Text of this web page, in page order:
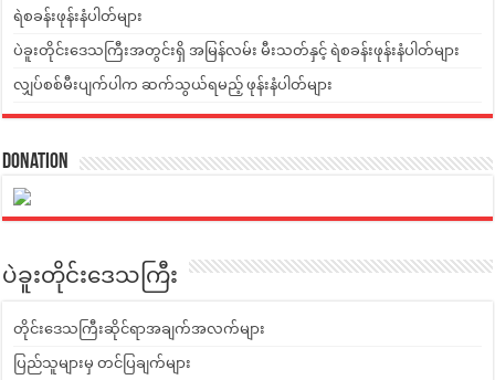
ရဲစခန်းဖုန်းနံပါတ်များ
ပဲခူးတိုင်းဒေသကြီးအတွင်းရှိ အမြန်လမ်း မီးသတ်နှင့် ရဲစခန်းဖုန်းနံပါတ်များ
လျှပ်စစ်မီးပျက်ပါက ဆက်သွယ်ရမည့် ဖုန်းနံပါတ်များ
Donation
ပဲခူးတိုင်းဒေသကြီး
တိုင်းဒေသကြီးဆိုင်ရာအချက်အလက်များ
ပြည်သူများမှ တင်ပြချက်များ